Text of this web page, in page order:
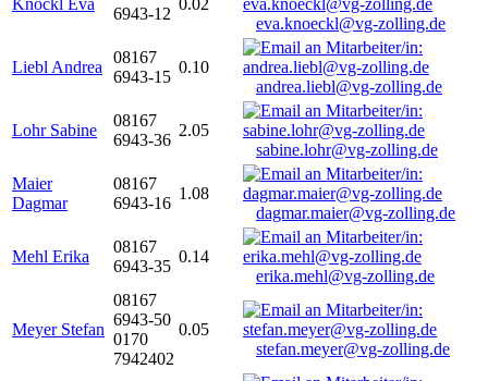
Knöckl Eva
6943-12
0.02
eva.knoeckl@vg-zolling.de
Liebl Andrea
08167
6943-15
0.10
andrea.liebl@vg-zolling.de
Lohr Sabine
08167
6943-36
2.05
sabine.lohr@vg-zolling.de
Maier
Dagmar
08167
6943-16
1.08
dagmar.maier@vg-zolling.de
Mehl Erika
08167
6943-35
0.14
erika.mehl@vg-zolling.de
Meyer Stefan
08167
6943-50
0170
7942402
0.05
stefan.meyer@vg-zolling.de